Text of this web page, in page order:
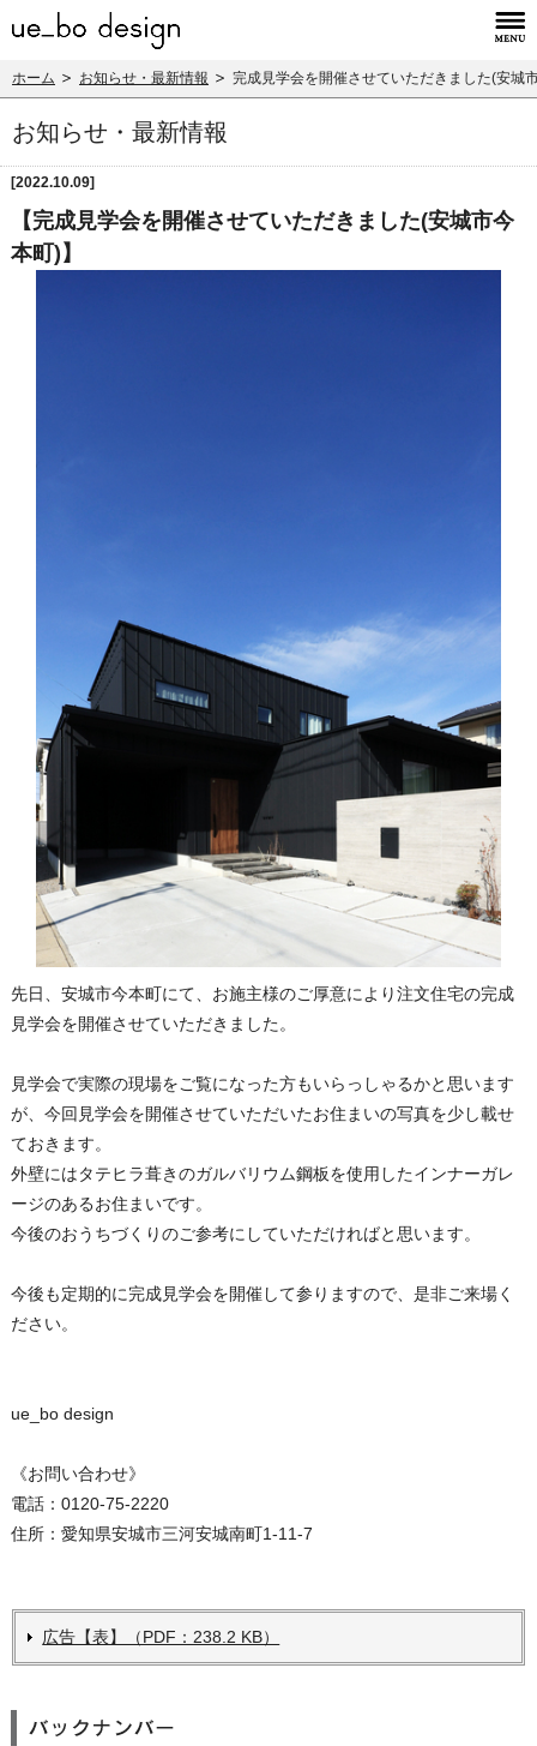
ホーム お知らせ・最新情報 完成見学会を開催させていただきました(安城
お知らせ・最新情報
[2022.10.09]
【完成見学会を開催させていただきました(安城市今
本町)】
先日、安城市今本町にて、お施主様のご厚意により注文住宅の完成
見学会を開催させていただきました。
見学会で実際の現場をご覧になった方もいらっしゃるかと思います
が、今回見学会を開催させていただいたお住まいの写真を少し載せ
ておきます。
外壁にはタテヒラ葺きのガルバリウム鋼板を使用したインナーガレ
ージのあるお住まいです。
今後のおうちづくりのご参考にしていただければと思います。
今後も定期的に完成見学会を開催して参りますので、是非ご来場く
ださい。
ue_bo design
《お問い合わせ》
電話：0120-75-2220
住所：愛知県安城市三河安城南町1-11-7
広告【表】（PDF：238.2 KB）